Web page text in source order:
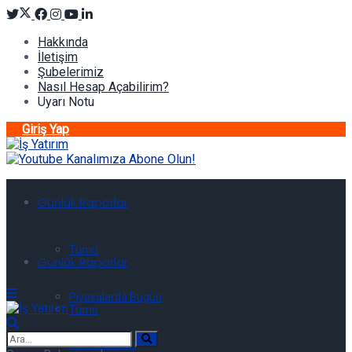
Hakkında
İletişim
Şubelerimiz
Nasıl Hesap Açabilirim?
Uyarı Notu
Giriş Yap
Günlük Raporlar
Tümü
Piyasalarda Bugün
Teknik Bülten
Günlük Raporlar
Tümü